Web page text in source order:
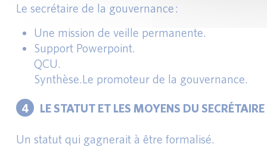
Le secrétaire de la gouvernance :
Une mission de veille permanente.
Support Powerpoint.
QCU.
Synthèse.Le promoteur de la gouvernance.
4 LE STATUT ET LES MOYENS DU
Un statut qui gagnerait à être formalisé.